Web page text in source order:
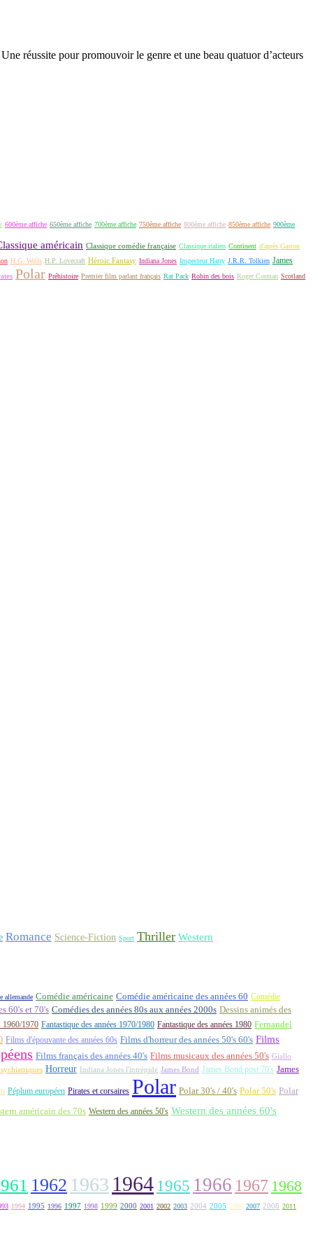
réussite pour promouvoir le genre et une beau quatuor d’acteurs
600ème affiche 650ème affiche 700ème affiche 750ème affiche 800ème affiche 850ème affiche 900ème
américain Classique comédie française Classique italien Continent d'après Gaston
H.G. Wells H.P. Lovecraft Héroic Fantasy Indiana Jones Inspecteur Harry J.R.R. Tolkien James
Polar Préhistoire Premier film parlant français Rat Pack Robin des bois Roger Corman Scotland
Romance Science-Fiction Sport Thriller Western
allemande Comédie américaine Comédie américaine des années 60 Comédie
60's et 70's Comédies des années 80s aux années 2000s Dessins animés des
1960/1970 Fantastique des années 1970/1980 Fantastique des années 1980 Fernandel
Films d'épouvante des années 60s Films d'horreur des années 50's 60's Films
Films français des années 40's Films musicaux des années 50's Giallo
Horreur Indiana Jones l'intrépide James Bond James Bond post 70's James
Péplum européen Pirates et corsaires Polar Polar 30's / 40's Polar 50's Polar
américain des 70s Western des années 50's Western des années 60's
1962 1963 1964 1965 1966 1967 1968
1994 1995 1996 1997 1998 1999 2000 2001 2002 2003 2004 2005 2006 2007 2008 2011